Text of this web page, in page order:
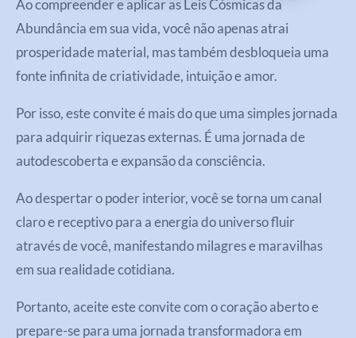
Ao compreender e aplicar as Leis Cósmicas da
Abundância em sua vida, você não apenas atrai
prosperidade material, mas também desbloqueia uma
fonte infinita de criatividade, intuição e amor.
Por isso, este convite é mais do que uma simples jornada
para adquirir riquezas externas. É uma jornada de
autodescoberta e expansão da consciência.
Ao despertar o poder interior, você se torna um canal
claro e receptivo para a energia do universo fluir
através de você, manifestando milagres e maravilhas
em sua realidade cotidiana.
Portanto, aceite este convite com o coração aberto e
prepare-se para uma jornada transformadora em